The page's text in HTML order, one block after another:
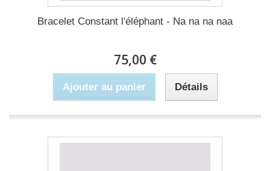
Bracelet Constant l'éléphant - Na na na naa
75,00 €
Ajouter au panier Détails